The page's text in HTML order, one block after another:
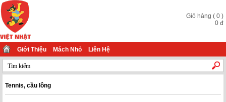
Giỏ hàng ( 0 )
0 đ
Giới Thiệu Mách Nhỏ Liên Hệ
Tennis, cầu lông